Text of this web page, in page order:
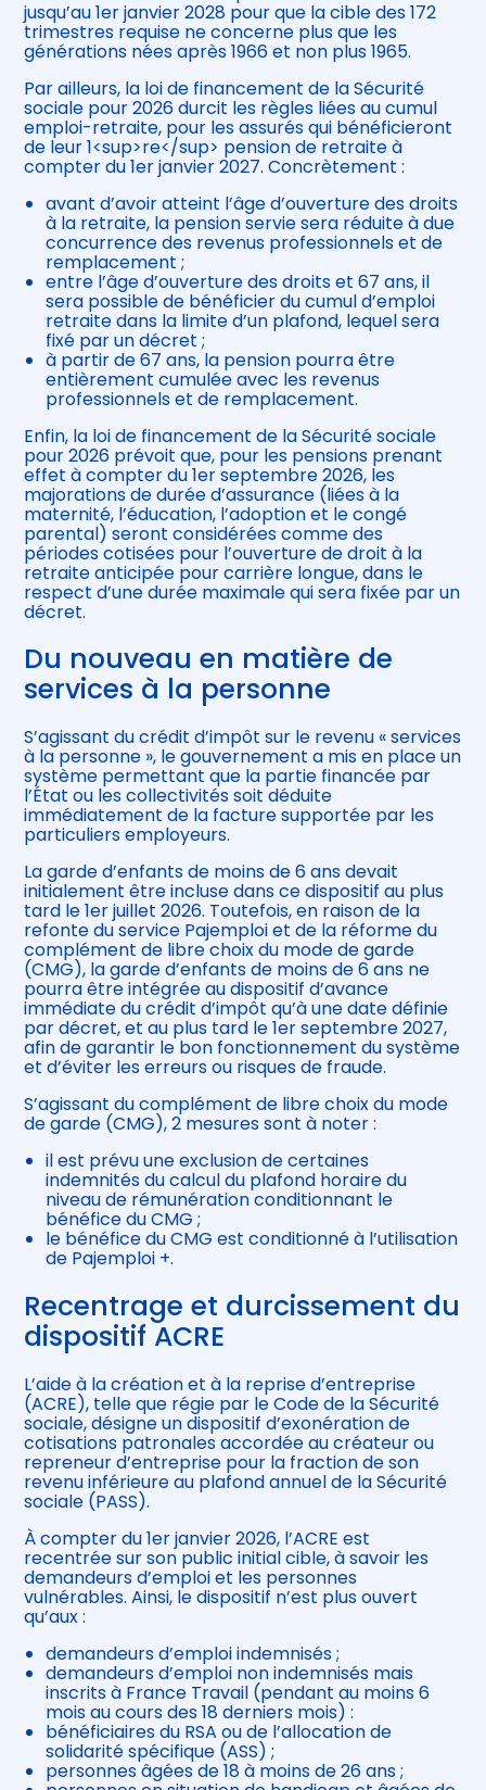
jusqu’au 1er janvier 2028 pour que la cible des 172
trimestres requise ne concerne plus que les
générations nées après 1966 et non plus 1965.
Par ailleurs, la loi de financement de la Sécurité
sociale pour 2026 durcit les règles liées au cumul
emploi-retraite, pour les assurés qui bénéficieront
de leur 1<sup>re</sup> pension de retraite à
compter du 1er janvier 2027. Concrètement :
avant d’avoir atteint l’âge d’ouverture des droits
à la retraite, la pension servie sera réduite à due
concurrence des revenus professionnels et de
remplacement ;
entre l’âge d’ouverture des droits et 67 ans, il
sera possible de bénéficier du cumul d’emploi
retraite dans la limite d’un plafond, lequel sera
fixé par un décret ;
à partir de 67 ans, la pension pourra être
entièrement cumulée avec les revenus
professionnels et de remplacement.
Enfin, la loi de financement de la Sécurité sociale
pour 2026 prévoit que, pour les pensions prenant
effet à compter du 1er septembre 2026, les
majorations de durée d’assurance (liées à la
maternité, l’éducation, l’adoption et le congé
parental) seront considérées comme des
périodes cotisées pour l’ouverture de droit à la
retraite anticipée pour carrière longue, dans le
respect d’une durée maximale qui sera fixée par un
décret.
Du nouveau en matière de
services à la personne
S’agissant du crédit d’impôt sur le revenu « services
à la personne », le gouvernement a mis en place un
système permettant que la partie financée par
l’État ou les collectivités soit déduite
immédiatement de la facture supportée par les
particuliers employeurs.
La garde d’enfants de moins de 6 ans devait
initialement être incluse dans ce dispositif au plus
tard le 1er juillet 2026. Toutefois, en raison de la
refonte du service Pajemploi et de la réforme du
complément de libre choix du mode de garde
(CMG), la garde d’enfants de moins de 6 ans ne
pourra être intégrée au dispositif d’avance
immédiate du crédit d’impôt qu’à une date définie
par décret, et au plus tard le 1er septembre 2027,
afin de garantir le bon fonctionnement du système
et d’éviter les erreurs ou risques de fraude.
S’agissant du complément de libre choix du mode
de garde (CMG), 2 mesures sont à noter :
il est prévu une exclusion de certaines
indemnités du calcul du plafond horaire du
niveau de rémunération conditionnant le
bénéfice du CMG ;
le bénéfice du CMG est conditionné à l’utilisation
de Pajemploi +.
Recentrage et durcissement du
dispositif ACRE
L’aide à la création et à la reprise d’entreprise
(ACRE), telle que régie par le Code de la Sécurité
sociale, désigne un dispositif d’exonération de
cotisations patronales accordée au créateur ou
repreneur d’entreprise pour la fraction de son
revenu inférieure au plafond annuel de la Sécurité
sociale (PASS).
À compter du 1er janvier 2026, l’ACRE est
recentrée sur son public initial cible, à savoir les
demandeurs d’emploi et les personnes
vulnérables. Ainsi, le dispositif n’est plus ouvert
qu’aux :
demandeurs d’emploi indemnisés ;
demandeurs d’emploi non indemnisés mais
inscrits à France Travail (pendant au moins 6
mois au cours des 18 derniers mois) :
bénéficiaires du RSA ou de l’allocation de
solidarité spécifique (ASS) ;
personnes âgées de 18 à moins de 26 ans ;